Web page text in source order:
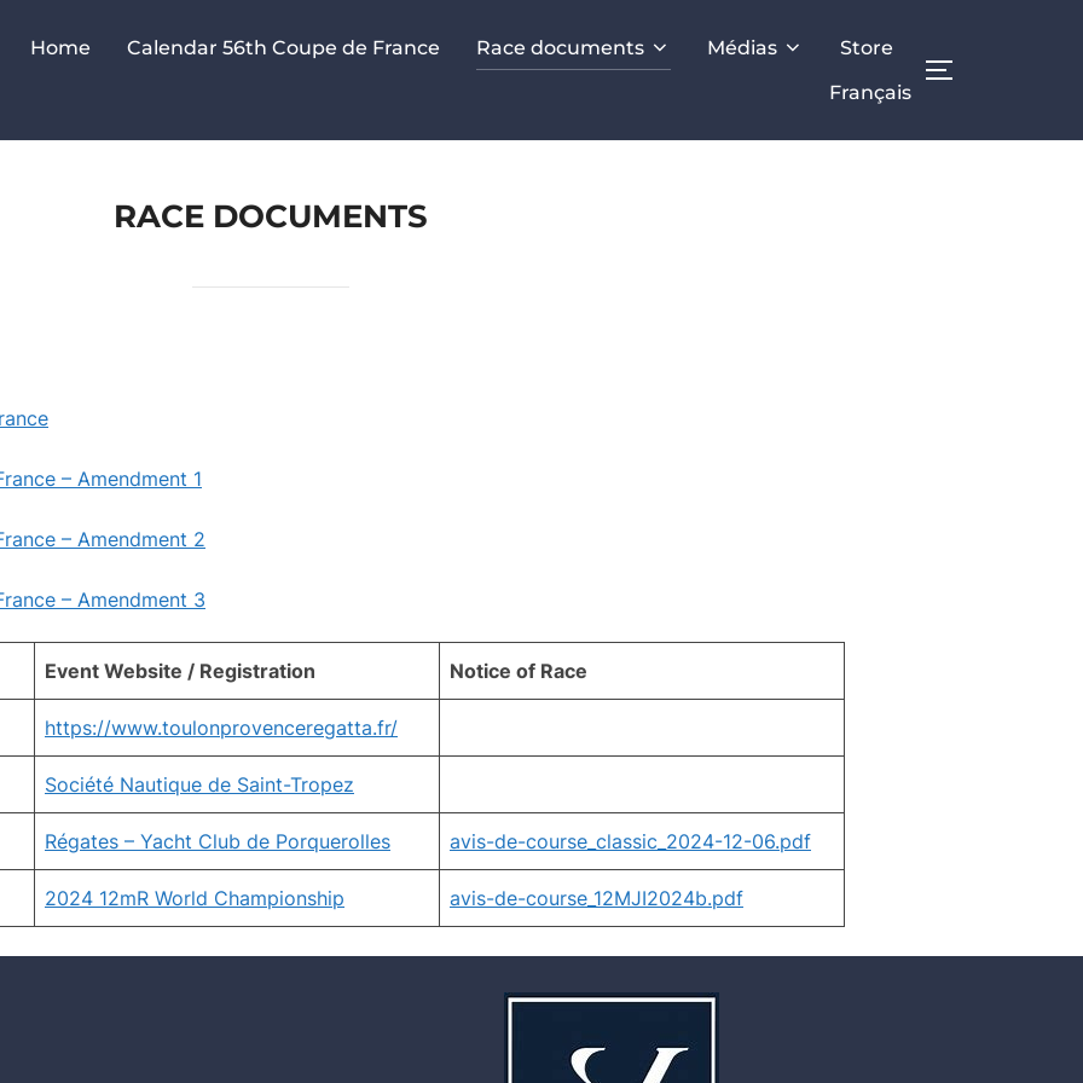
Home Calendar 56th Coupe de France Race documents Médias
Store
Français
TOGGLE
RACE DOCUMENTS
– Amendment 1
– Amendment 2
– Amendment 3
Event Website / Registration Notice of Race
https://www.toulonprovenceregatta.fr/
Société Nautique de Saint-Tropez
Régates – Yacht Club de Porquerolles avis-de-course_classic_2024-12-06.pdf
2024 12mR World Championship avis-de-course_12MJI2024b.pdf